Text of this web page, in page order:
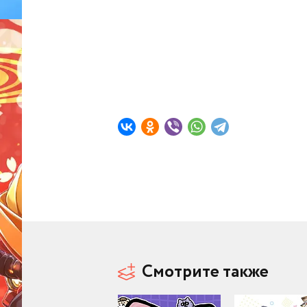
Смотрите также